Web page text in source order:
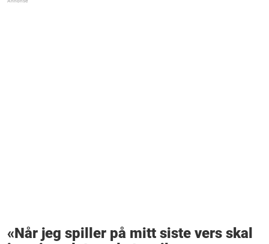
«Når jeg spiller på mitt siste vers skal